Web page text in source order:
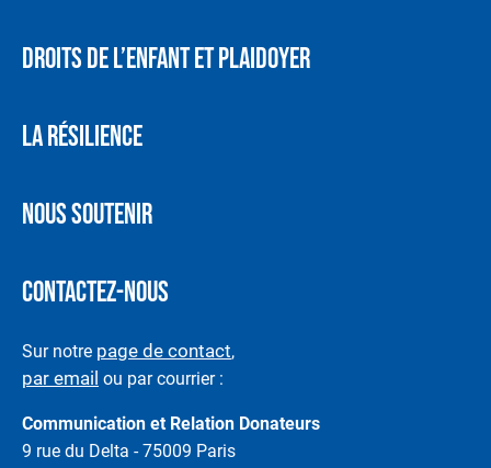
DROITS DE L’ENFANT ET PLAIDOYER
LA RÉSILIENCE
NOUS SOUTENIR
CONTACTEZ-NOUS
Sur notre page de contact,
par email ou par courrier :
Communication et Relation Donateurs
9 rue du Delta - 75009 Paris